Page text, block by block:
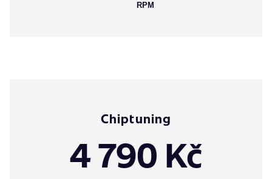
RPM
Chiptuning
4 790 Kč